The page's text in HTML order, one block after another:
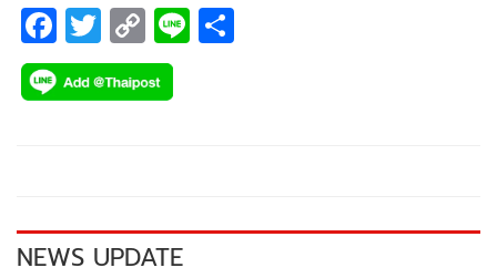
F
ac
e
k
T
wi
tt
C
o
p
k
Li
NEWS UPDATE